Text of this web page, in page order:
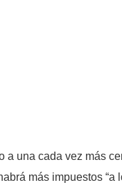
una cada vez más
más impuestos “a